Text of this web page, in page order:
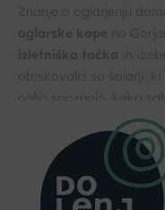
Znanje o oglarjenju
oglarske kope na
izletniška točka in
obiskovalci so šolarji,
oglja spoznajo, kako
poklic v preteklosti.
Oglarji otroke
marsikatero
naravi. Spoznajo